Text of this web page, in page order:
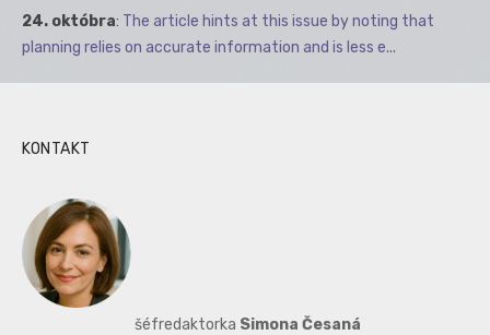
24. októbra: The article hints at this issue by noting that
planning relies on accurate information and is less e...
KONTAKT
šéfredaktorka Simona Česaná